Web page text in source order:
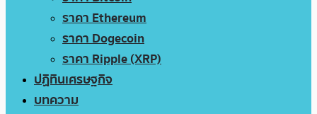
ราคา Ethereum
ราคา Dogecoin
ราคา Ripple (XRP)
ปฏิทินเศรษฐกิจ
บทความ